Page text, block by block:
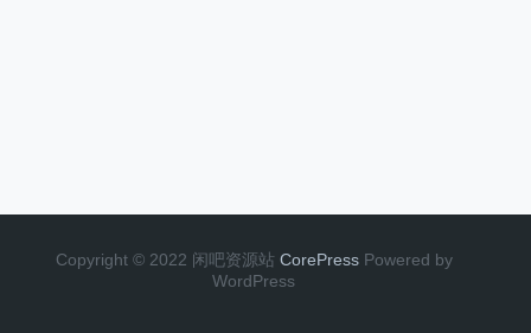
Copyright © 2022 闲吧资源站 CorePress Powered by
WordPress